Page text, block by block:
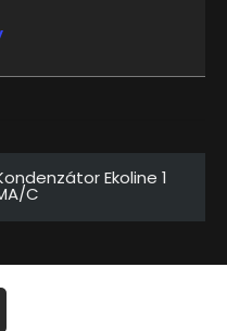
Ekoline 1
C